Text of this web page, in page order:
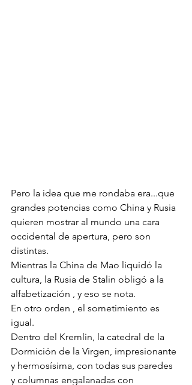
Pero la idea que me rondaba era...que
grandes potencias como China y Rusia
quieren mostrar al mundo una cara
occidental de apertura, pero son
distintas.
Mientras la China de Mao liquidó la
cultura, la Rusia de Stalin obligó a la
alfabetización , y eso se nota.
En otro orden , el sometimiento es
igual.
Dentro del Kremlin, la catedral de la
Dormición de la Virgen, impresionante
y hermosísima, con todas sus paredes
y columnas engalanadas con